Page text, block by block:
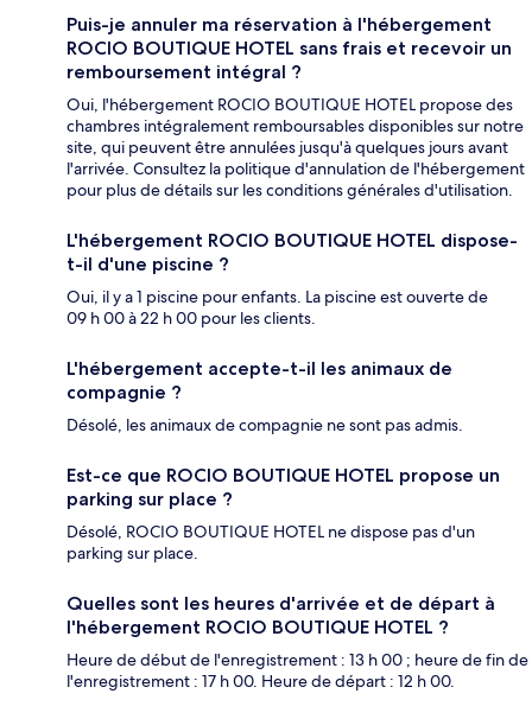
Puis-je annuler ma réservation à l'hébergement
ROCIO BOUTIQUE HOTEL sans frais et recevoir un
remboursement intégral ?
Oui, l'hébergement ROCIO BOUTIQUE HOTEL propose des
chambres intégralement remboursables disponibles sur notre
site, qui peuvent être annulées jusqu'à quelques jours avant
l'arrivée. Consultez la politique d'annulation de l'hébergement
pour plus de détails sur les conditions générales d'utilisation.
L'hébergement ROCIO BOUTIQUE HOTEL dispose-
t-il d'une piscine ?
Oui, il y a 1 piscine pour enfants. La piscine est ouverte de
09 h 00 à 22 h 00 pour les clients.
L'hébergement accepte-t-il les animaux de
compagnie ?
Désolé, les animaux de compagnie ne sont pas admis.
Est-ce que ROCIO BOUTIQUE HOTEL propose un
parking sur place ?
Désolé, ROCIO BOUTIQUE HOTEL ne dispose pas d'un
parking sur place.
Quelles sont les heures d'arrivée et de départ à
l'hébergement ROCIO BOUTIQUE HOTEL ?
Heure de début de l'enregistrement : 13 h 00 ; heure de fin de
l'enregistrement : 17 h 00. Heure de départ : 12 h 00.